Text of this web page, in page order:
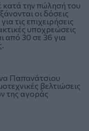
κατά την πώλησή του
οι δόσεις
τις επιχειρήσεις
υποχρεώσεις
από 30 σε 36 για
Παπανάτσιου
βελτιώσεις
της αγοράς